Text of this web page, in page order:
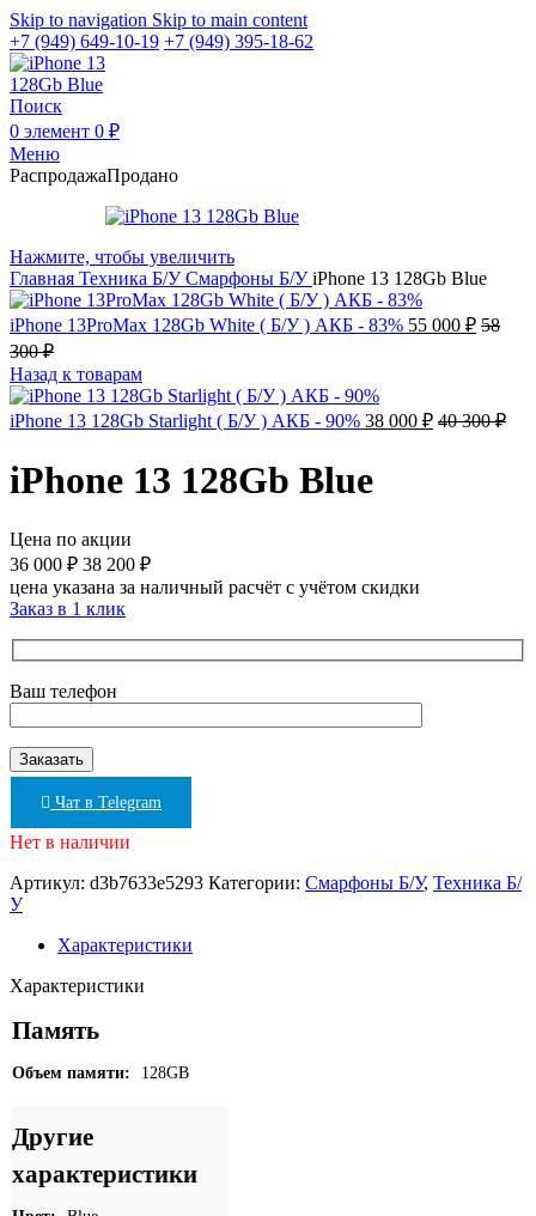
Skip to navigation Skip to main content
+7 (949) 649-10-19 +7 (949) 395-18-62
Поиск
0 элемент 0 ₽
Меню
РаспродажаПродано
Нажмите, чтобы увеличить
Главная Техника Б/УСмарфоны Б/УiPhone 13 128Gb Blue
iPhone 13ProMax 128Gb White ( Б/У ) АКБ - 83% 55 000 ₽ 58
300₽
Назад к товарам
iPhone 13 128Gb Starlight ( Б/У ) АКБ - 90% 38 000 ₽ 40 300₽
iPhone 13 128Gb Blue
Цена по акции
36 000 ₽ 38 200 ₽
цена указана за наличный расчёт с учётом скидки
Заказ в 1 клик
Ваш телефон
Чат в Telegram
Нет в наличии
Артикул: d3b7633e5293 Категории: Смарфоны Б/У, Техника Б/
У
Характеристики
Характеристики
Память
Объем памяти: 128GB
Другие
характеристики